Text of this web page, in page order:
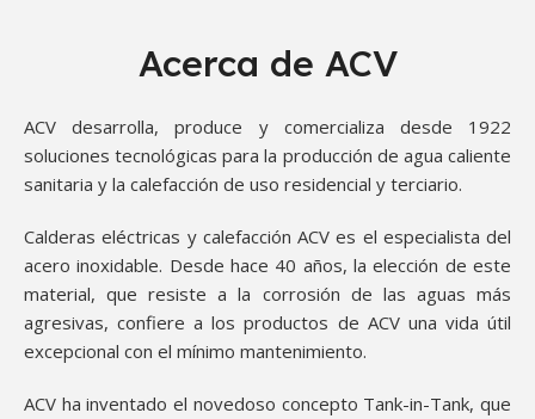
Acerca de ACV
ACV desarrolla, produce y comercializa desde 1922
soluciones tecnológicas para la producción de agua caliente
sanitaria y la calefacción de uso residencial y terciario.
Calderas eléctricas y calefacción ACV es el especialista del
acero inoxidable. Desde hace 40 años, la elección de este
material, que resiste a la corrosión de las aguas más
agresivas, confiere a los productos de ACV una vida útil
excepcional con el mínimo mantenimiento.
ACV ha inventado el novedoso concepto Tank-in-Tank, que